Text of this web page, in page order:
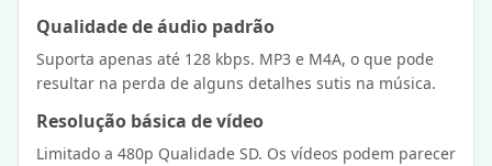
Qualidade de áudio padrão
Suporta apenas até 128 kbps. MP3 e M4A, o que pode
resultar na perda de alguns detalhes sutis na música.
Resolução básica de vídeo
Limitado a 480p Qualidade SD. Os vídeos podem parecer